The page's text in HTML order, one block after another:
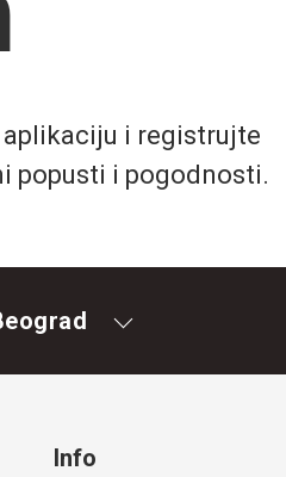
i registrujte
popusti i pogodnosti.
Info